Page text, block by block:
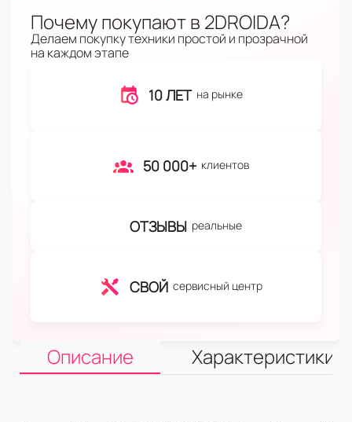
Почему покупают в 2DROIDA?
Делаем покупку техники простой и прозрачной
на каждом этапе
10 ЛЕТ на рынке
50 000+ клиентов
ОТЗЫВЫ реальные
СВОЙ сервисный центр
Описание Характеристики